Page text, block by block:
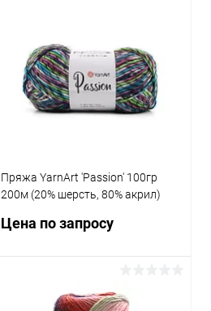
Купить в 1 клик Сравнение
В избранное Под заказ
Пряжа YarnArt 'Passion' 100гр
200м (20% шерсть, 80% акрил)
Цена по запросу
Запросить цену